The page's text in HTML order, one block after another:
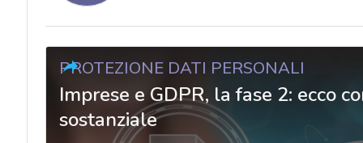
PROTEZIONE DATI PERSONALI
Imprese e GDPR, la fase 2: ecco
sostanziale